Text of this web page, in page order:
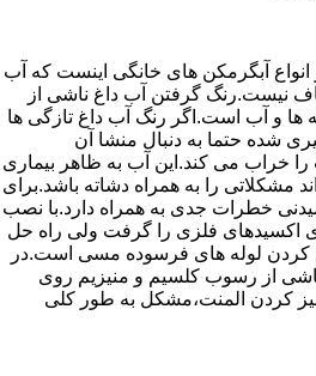
آبگرمکن های خانگی اینست که آب
نیست.رنگ گرفتن آب داغ ناشی از
ها و آب است.اگر رنگ آب داغ تازگی ها
شده حتما به دنبال منشا آن
خراب می کند.این آب به ظاهر بیماری
مشکلاتی را به همراه دشاته باشد.برای
خطرات جدی به همراه دارد.با نصب
اکسیدهای فلزی را گرفت ولی راه حل
کردن لوله های فرسوده مسی است.در
از رسوب کلسیم و منیزیم روی
کردن المنت،مشکل به طور کلی